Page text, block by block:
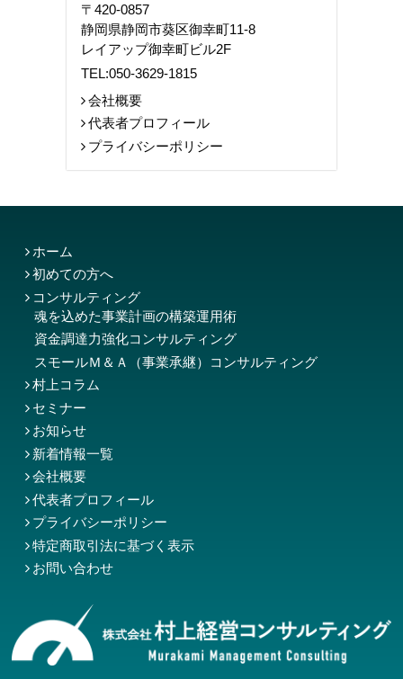
〒420-0857
静岡県静岡市葵区御幸町11-8
レイアップ御幸町ビル2F
TEL:050-3629-1815
会社概要
代表者プロフィール
プライバシーポリシー
ホーム
初めての方へ
コンサルティング
魂を込めた事業計画の構築運用術
資金調達力強化コンサルティング
スモールＭ＆Ａ（事業承継）コンサルティング
村上コラム
セミナー
お知らせ
新着情報一覧
会社概要
代表者プロフィール
プライバシーポリシー
特定商取引法に基づく表示
お問い合わせ